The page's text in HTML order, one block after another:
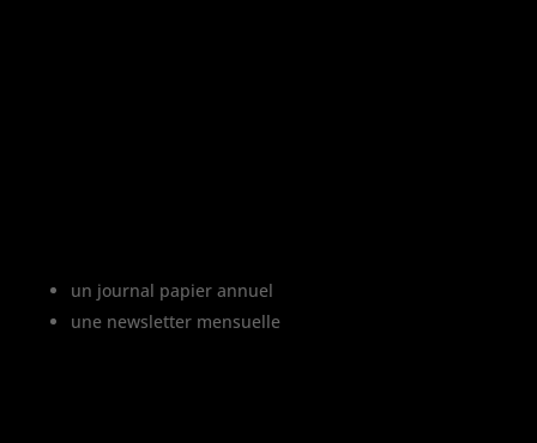
un journal papier annuel
une newsletter mensuelle